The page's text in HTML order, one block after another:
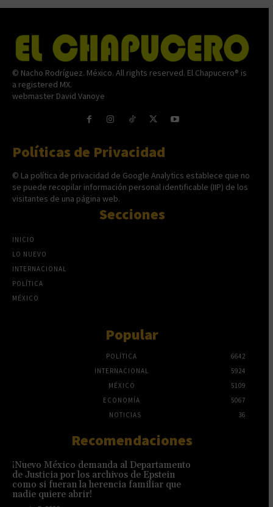
© Nacho Rodríguez. México. All rights reserved. El Chapucero® is
a registered MX.
webmaster David Vanoye
Políticas de Privacidad
© La política de privacidad de Google Analytics establece que no
se puede recopilar información personal identificable (IIP) de los
visitantes de una página web.
Secciones
INICIO
LO NUEVO
INTERNACIONAL
POLÍTICA
MÉXICO
Popular
POLÍTICA
6642
INTERNACIONAL
5924
MÉXICO
5109
ECONOMÍA
5067
NOTICIAS
36
Recomendaciones
¡Nuevo México demanda al Departamento
de Justicia por los archivos de Epstein
como si fueran la herencia familiar que
nadie quiere abrir!